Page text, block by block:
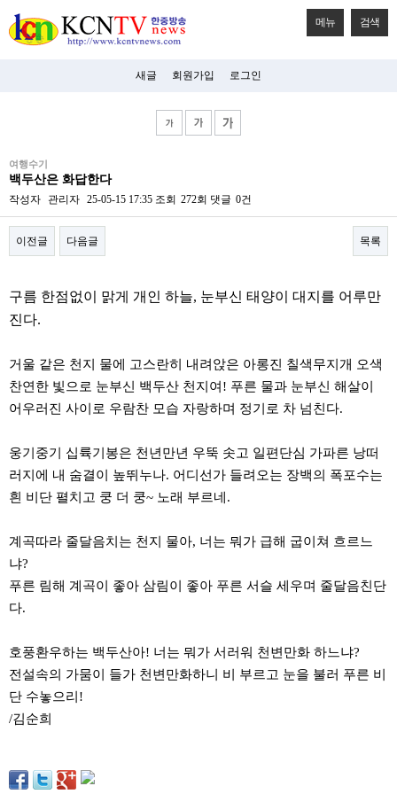
메뉴 검색
새글 회원가입 로그인
아
탑-
시
리
구
진
미
진
약
심
중
최
렌
트
이
트
비
몰
웹
끼
간
무
여행수기
백두산은 화답한다
작성자 관리자 25-05-15 17:35 조회 272회 댓글 0건
이전글 다음글 목록
구름 한점없이 맑게 개인 하늘, 눈부신 태양이 대지를 어루만
진다.
거울 같은 천지 물에 고스란히 내려앉은 아롱진 칠색무지개 오색
찬연한 빛으로 눈부신 백두산 천지여! 푸른 물과 눈부신 해살이
어우러진 사이로 우람찬 모습 자랑하며 정기로 차 넘친다.
웅기중기 십륙기봉은 천년만년 우뚝 솟고 일편단심 가파른 낭떠
러지에 내 숨결이 높뛰누나. 어디선가 들려오는 장백의 폭포수는
흰 비단 펼치고 쿵 더 쿵~ 노래 부르네.
계곡따라 줄달음치는 천지 물아, 너는 뭐가 급해 굽이쳐 흐르느
냐?
푸른 림해 계곡이 좋아 삼림이 좋아 푸른 서슬 세우며 줄달음친단
다.
호풍환우하는 백두산아! 너는 뭐가 서러워 천변만화 하느냐?
전설속의 가뭄이 들가 천변만화하니 비 부르고 눈을 불러 푸른 비
단 수놓으리!
/김순희